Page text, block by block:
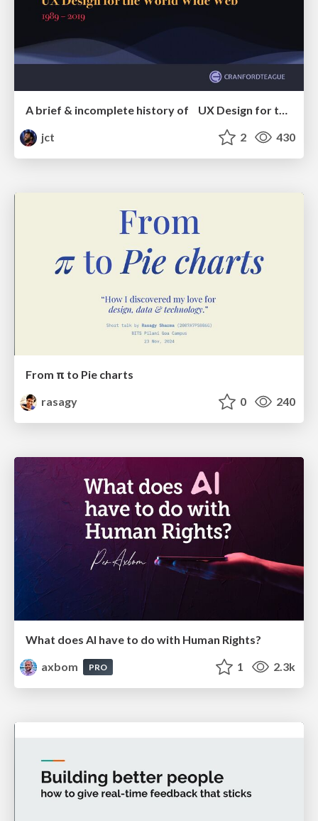
A brief & incomplete history of UX Design for the World Wide Web: 1989–2019
jct
2 430
From π to Pie charts
rasagy
0 240
What does AI have to do with Human Rights?
axbom
PRO 1 2.3k